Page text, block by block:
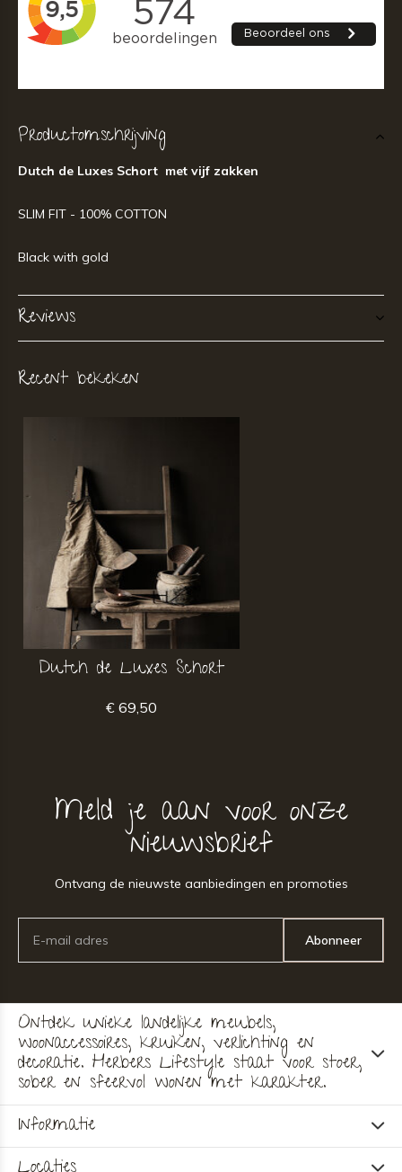
Productomschrijving
Dutch de Luxes Schort met vijf zakken
SLIM FIT - 100% COTTON
Black with gold
Reviews
Recent bekeken
Dutch de Luxes Schort
€ 69,50
Meld je aan voor onze
nieuwsbrief
Ontvang de nieuwste aanbiedingen en promoties
Abonneer
Ontdek unieke landelijke meubels,
woonaccessoires, kruiken, verlichting en
decoratie. Herbers Lifestyle staat voor stoer,
sober en sfeervol wonen met karakter.
Informatie